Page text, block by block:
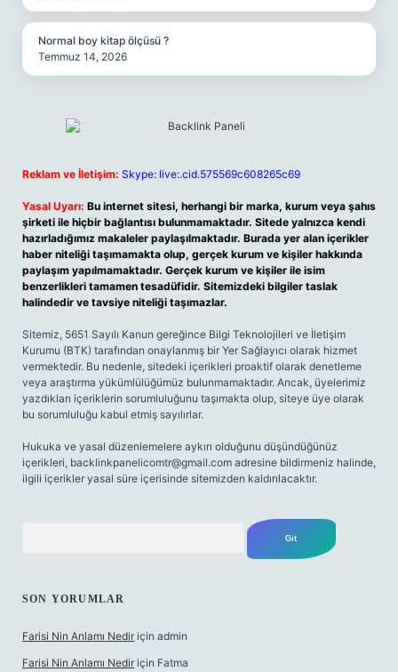
Normal boy kitap ölçüsü ?
Temmuz 14, 2026
Reklam ve İletişim: Skype: live:.cid.575569c608265c69
Yasal Uyarı: Bu internet sitesi, herhangi bir marka, kurum veya şahıs
şirketi ile hiçbir bağlantısı bulunmamaktadır. Sitede yalnızca kendi
hazırladığımız makaleler paylaşılmaktadır. Burada yer alan içerikler
haber niteliği taşımamakta olup, gerçek kurum ve kişiler hakkında
paylaşım yapılmamaktadır. Gerçek kurum ve kişiler ile isim
benzerlikleri tamamen tesadüfidir. Sitemizdeki bilgiler taslak
halindedir ve tavsiye niteliği taşımazlar.
Sitemiz, 5651 Sayılı Kanun gereğince Bilgi Teknolojileri ve İletişim
Kurumu (BTK) tarafından onaylanmış bir Yer Sağlayıcı olarak hizmet
vermektedir. Bu nedenle, sitedeki içerikleri proaktif olarak denetleme
veya araştırma yükümlülüğümüz bulunmamaktadır. Ancak, üyelerimiz
yazdıkları içeriklerin sorumluluğunu taşımakta olup, siteye üye olarak
bu sorumluluğu kabul etmiş sayılırlar.
Hukuka ve yasal düzenlemelere aykırı olduğunu düşündüğünüz
içerikleri, backlinkpanelicomtr@gmail.com adresine bildirmeniz halinde,
ilgili içerikler yasal süre içerisinde sitemizden kaldırılacaktır.
SON YORUMLAR
Farisi Nin Anlamı Nedir için admin
Farisi Nin Anlamı Nedir için Fatma